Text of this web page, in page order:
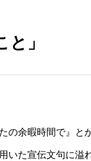
」
の余暇時間で』と
いた宣伝文句に溢